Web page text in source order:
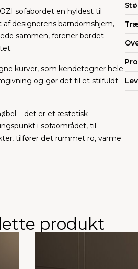
sofabordet en hyldest til
af designerens barndomshjem,
sammen, forener bordet
kurver, som kendetegner hele
og gør det til et stilfuldt
– det er et æstetisk
i sofaområdet, til
tilfører det rummet ro, varme
produkt